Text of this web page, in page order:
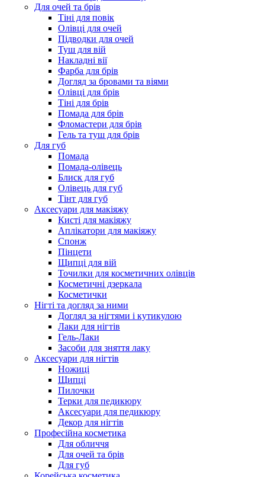
Для очей та брів
Тіні для повік
Олівці для очей
Підводки для очей
Туш для вій
Накладні вії
Фарба для брів
Догляд за бровами та віями
Олівці для брів
Тіні для брів
Помада для брів
Фломастери для брів
Гель та туш для брів
Для губ
Помада
Помада-олівець
Блиск для губ
Олівець для губ
Тінт для губ
Аксесуари для макіяжу
Кисті для макіяжу
Аплікатори для макіяжу
Спонж
Пінцети
Щипці для вій
Точилки для косметичних олівців
Косметичні дзеркала
Косметички
Нігті та догляд за ними
Догляд за нігтями і кутикулою
Лаки для нігтів
Гель-Лаки
Засоби для зняття лаку
Аксесуари для нігтів
Ножиці
Щипці
Пилочки
Терки для педикюру
Аксесуари для педикюру
Декор для нігтів
Професійна косметика
Для обличчя
Для очей та брів
Для губ